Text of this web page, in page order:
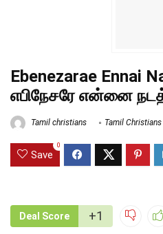
Ebenezarae Ennai
எபிநேசரே என்னை
Tamil christians Tamil
Save
0
Deal Score +1